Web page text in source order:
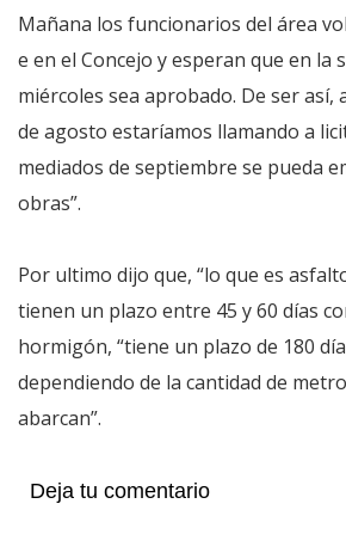
Mañana los funcionarios del área
e en el Concejo y esperan que en la
miércoles sea aprobado. De ser así,
de agosto estaríamos llamando a
mediados de septiembre se pueda
obras”.
Por ultimo dijo que, “lo que es
tienen un plazo entre 45 y 60 días
hormigón, “tiene un plazo de 180
dependiendo de la cantidad de
abarcan”.
Deja tu comentario